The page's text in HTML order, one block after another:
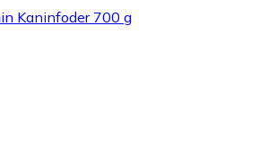
Kaninfoder 700 g